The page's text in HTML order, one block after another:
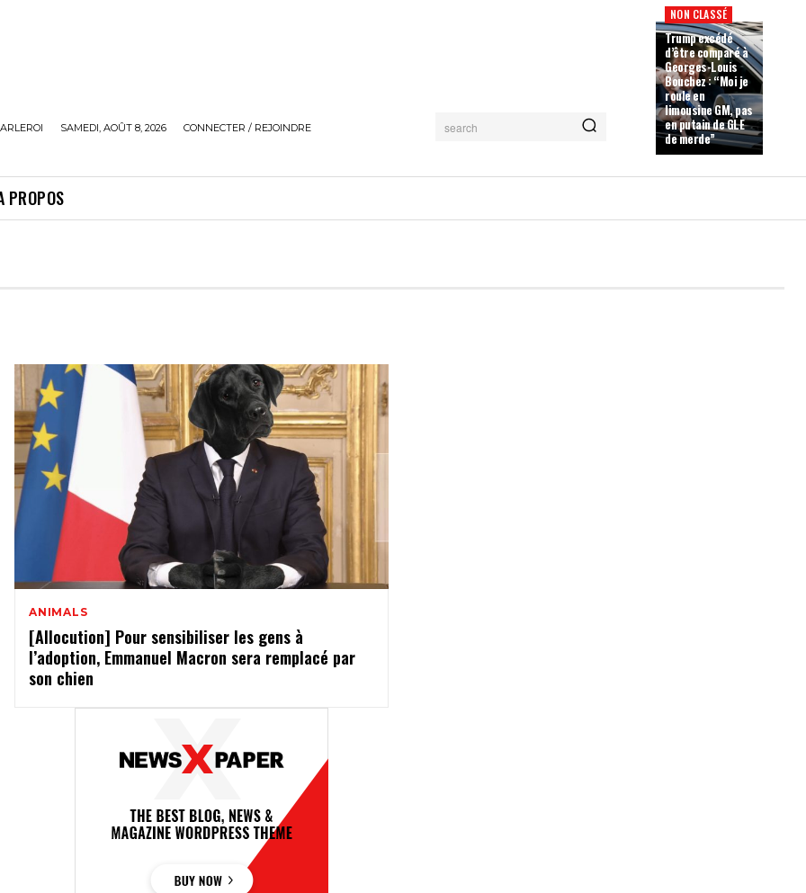
SAMEDI, AOÛT 8, 2026 CONNECTER / REJOINDRE search
NON CLASSÉ
Trump excédé
d’être comparé à
Georges-Louis
Bouchez : “Moi je
roule en
limousine GM, pas
en putain de GLE
de merde”
PROPOS
ANIMALS
[Allocution] Pour sensibiliser les gens à
l’adoption, Emmanuel Macron sera remplacé par
son chien